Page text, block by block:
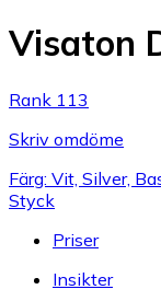
Visaton
Rank 113
Skriv omdöme
Färg: Vit, Silver,
Styck
Priser
Insikter